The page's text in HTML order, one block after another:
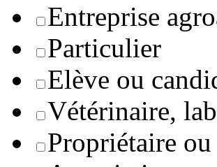
Entreprise
Particulier
Elève ou
Vétérinaire,
Propriétaire